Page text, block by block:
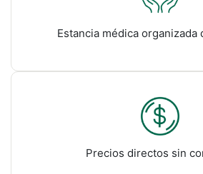
Estancia médica organizada
Precios directos sin